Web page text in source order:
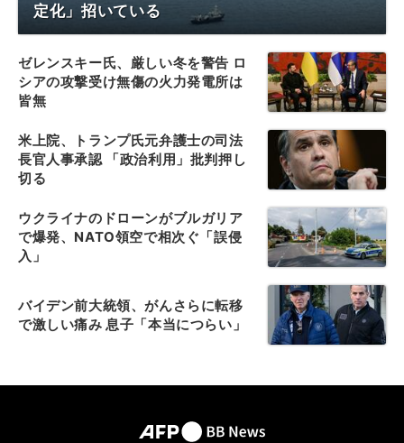
定化」招いている
ゼレンスキー氏、厳しい冬を警告 ロ
シアの攻撃受け無傷の火力発電所は
皆無
米上院、トランプ氏元弁護士の司法
長官人事承認 「政治利用」批判押し
切る
ウクライナのドローンがブルガリア
で爆発、NATO領空で相次ぐ「誤侵
入」
バイデン前大統領、がんさらに転移
で激しい痛み 息子「本当につらい」